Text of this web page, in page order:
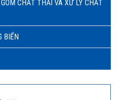
CHẤT THẢI VÀ XỬ LÝ CHẤT
BIỂN